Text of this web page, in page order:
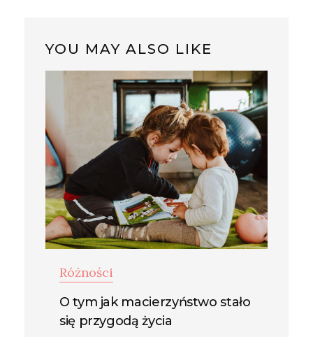
YOU MAY ALSO LIKE
Różności
O tym jak macierzyństwo stało
się przygodą życia